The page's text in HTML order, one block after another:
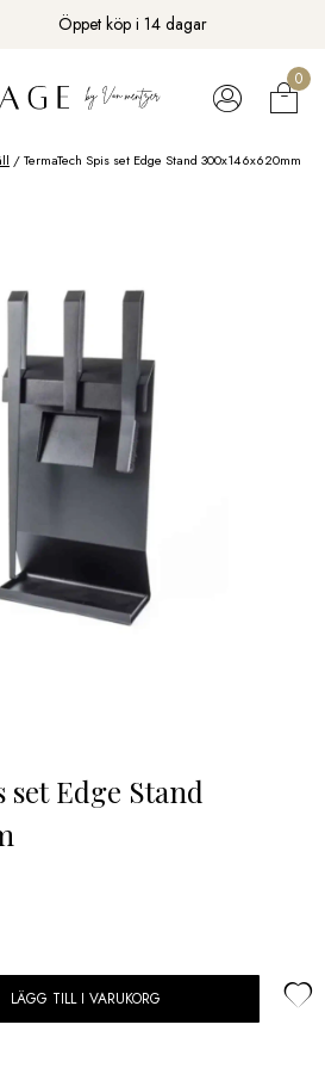
Öppet köp i 14 dagar
0
/ TermaTech Spis set Edge Stand 300x146x620mm
set Edge Stand
LÄGG TILL I VARUKORG